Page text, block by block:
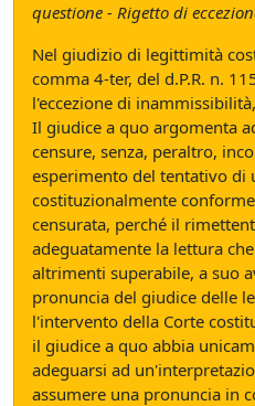
questione - Rigetto di
Nel giudizio di legittimità
comma 4-ter, del d.P.R. n.
l'eccezione di
Il giudice a quo argomenta
censure, senza, peraltro,
esperimento del tentativo di
costituzionalmente
censurata, perché il
adeguatamente la lettura
altrimenti superabile, a suo
pronuncia del giudice delle
l'intervento della Corte
il giudice a quo abbia
adeguarsi ad
assumere una pronuncia in